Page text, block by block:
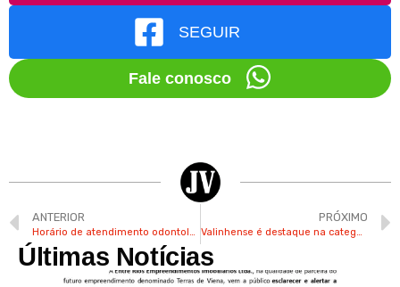
SEGUIR
Fale conosco
ANTERIOR PRÓXIMO
Últimas Notícias